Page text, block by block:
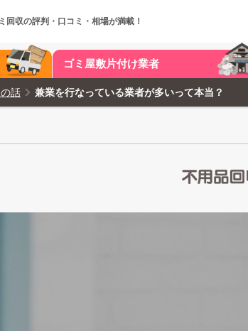
回収の評判・口コミ・相場が満載！
ゴミ屋敷片付け業者
話 兼業を行なっている業者が多いって本当？